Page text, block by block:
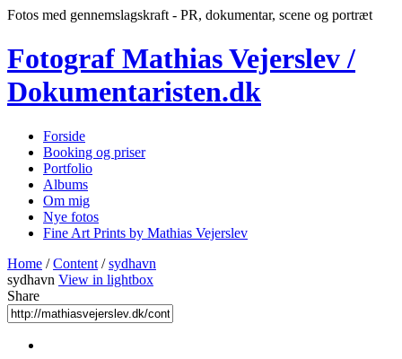
Fotos med gennemslagskraft - PR, dokumentar, scene og portræt
Fotograf Mathias Vejerslev /
Dokumentaristen.dk
Forside
Booking og priser
Portfolio
Albums
Om mig
Nye fotos
Fine Art Prints by Mathias Vejerslev
Home /Content /sydhavn
sydhavn View in lightbox
Share